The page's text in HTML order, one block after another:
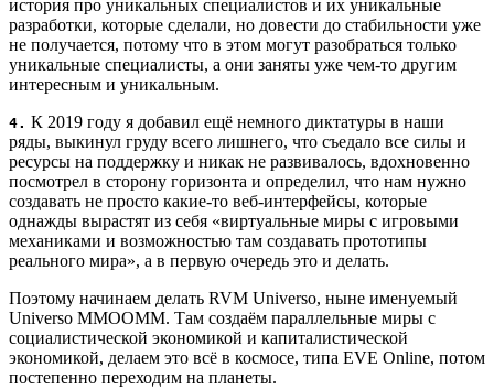
история про уникальных специалистов и их уникальные
разработки, которые сделали, но довести до стабильности уже
не получается, потому что в этом могут разобраться только
уникальные специалисты, а они заняты уже чем-то другим
интересным и уникальным.
4. К 2019 году я добавил ещё немного диктатуры в наши
ряды, выкинул груду всего лишнего, что съедало все силы и
ресурсы на поддержку и никак не развивалось, вдохновенно
посмотрел в сторону горизонта и определил, что нам нужно
создавать не просто какие-то веб-интерфейсы, которые
однажды вырастят из себя «виртуальные миры с игровыми
механиками и возможностью там создавать прототипы
реального мира», а в первую очередь это и делать.
Поэтому начинаем делать RVM Universo, ныне именуемый
Universo MMOOMM. Там создаём параллельные миры с
социалистической экономикой и капиталистической
экономикой, делаем это всё в космосе, типа EVE Online, потом
постепенно переходим на планеты.